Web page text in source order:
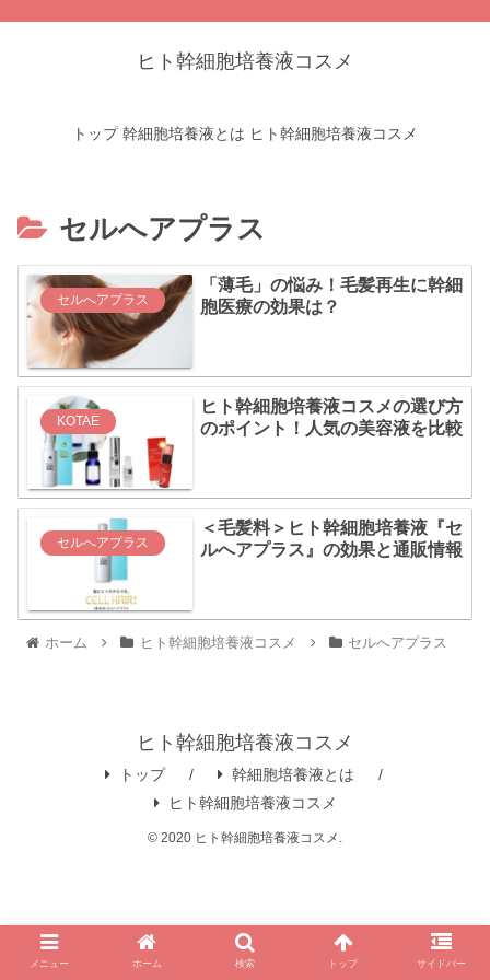
ヒト幹細胞培養液コスメ
トップ 幹細胞培養液とは ヒト幹細胞培養液コスメ
セルへアプラス
セルへアプラス
「薄毛」の悩み！毛髪再生に幹細
胞医療の効果は？
KOTAE
ヒト幹細胞培養液コスメの選び方
のポイント！人気の美容液を比較
セルへアプラス
＜毛髪料＞ヒト幹細胞培養液『セ
ルへアプラス』の効果と通販情報
ホーム ヒト幹細胞培養液コスメ セルへアプラス
ヒト幹細胞培養液コスメ
トップ
幹細胞培養液とは
ヒト幹細胞培養液コスメ
© 2020 ヒト幹細胞培養液コスメ.
メニュー ホーム 検索 トップ サイドバー